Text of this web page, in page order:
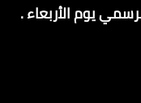
يوم الأربعاء .